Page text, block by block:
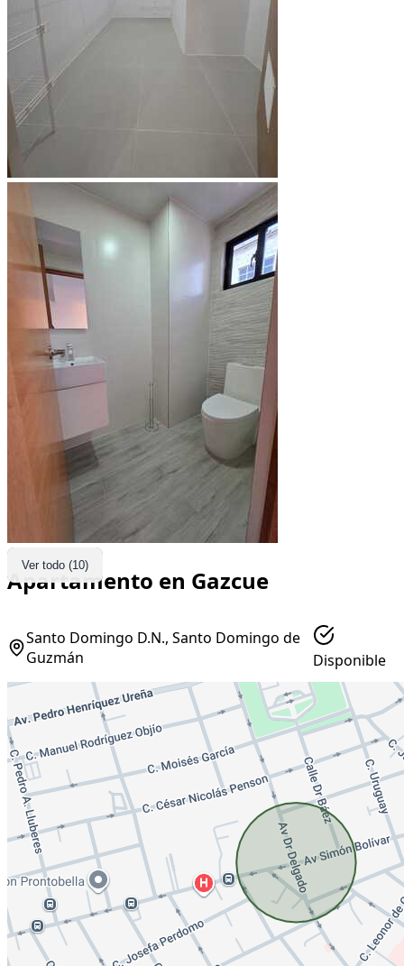
Ver todo (10)
Apartamento en Gazcue
Santo Domingo D.N., Santo Domingo de
Guzmán
Disponible